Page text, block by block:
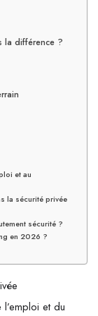
la différence ?
et au
la sécurité privée
sécurité ?
en 2026 ?
et du